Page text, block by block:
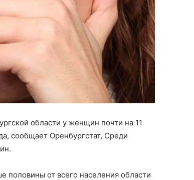
области у женщин почти на 11
сообщает Оренбургстат, Среди
от всего населения области